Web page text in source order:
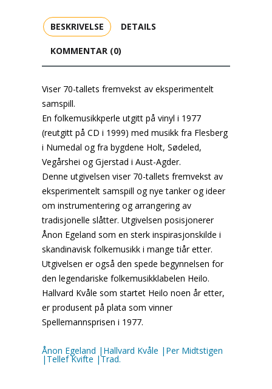
BESKRIVELSE DETAILS
KOMMENTAR (0)
Viser 70-tallets fremvekst av eksperimentelt
samspill.
En folkemusikkperle utgitt på vinyl i 1977
(reutgitt på CD i 1999) med musikk fra Flesberg
i Numedal og fra bygdene Holt, Sødeled,
Vegårshei og Gjerstad i Aust-Agder.
Denne utgivelsen viser 70-tallets fremvekst av
eksperimentelt samspill og nye tanker og ideer
om instrumentering og arrangering av
tradisjonelle slåtter. Utgivelsen posisjonerer
Ånon Egeland som en sterk inspirasjonskilde i
skandinavisk folkemusikk i mange tiår etter.
Utgivelsen er også den spede begynnelsen for
den legendariske folkemusikklabelen Heilo.
Hallvard Kvåle som startet Heilo noen år etter,
er produsent på plata som vinner
Spellemannsprisen i 1977.
Ånon Egeland |Hallvard Kvåle |Per Midtstigen
|Tellef Kvifte |Trad.